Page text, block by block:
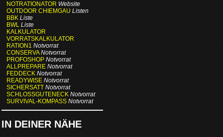
NOTRATIONATOR Website
OUTDOOR CHIEMGAU Listen
BBK Liste
BWL Liste
KALKULATOR
VORRATSKALKULATOR
RATION1 Notvorrat
CONSERVA Notvorrat
PROFOSHOP Notvorrat
ALLPREPARE Notvorrat
FEDDECK Notvorrat
READYWISE Notvorrat
SICHERSATT Notvorrat
SCHLOSSGUTENECK Notvorrat
SURVIVAL-KOMPASS Notvorrat
IN DEINER NÄHE